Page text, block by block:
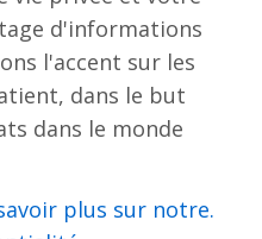
d'informations
l'accent sur les
dans le but
dans le monde
plus sur notre